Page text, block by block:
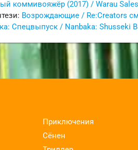
коммивояжёр (2017) / Warau
Возрождающие / Re:Creators
Спецвыпуск / Nanbaka: Shusseki
Приключения
Сёнен